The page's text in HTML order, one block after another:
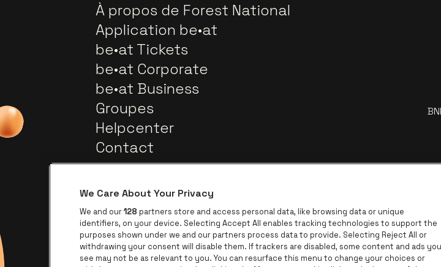
À propos de Forest National
Application be•at
be•at Tickets
be•at Corporate
be•at Business
Groupes
Helpcenter
Contact
Visitez le site de Lotto
Visitez le site de Europcar
Visitez le site de Jupiler Visitez le
We Care About Your Privacy
We and our128 partners store and access personal data, like browsing data or unique
identifiers, on your device. Selecting Accept All enables tracking technologies to support the
purposes shown under we and our partners process data to provide. Selecting Reject All or
withdrawing your consent will disable them. If trackers are disabled, some content and ads you
see may not be as relevant to you. You can resurface this menu to change your choices or